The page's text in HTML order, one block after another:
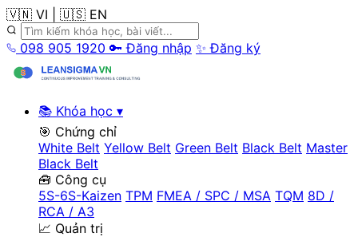
🇻🇳 VI 🇺🇸 EN
098 905 1920 🔑 Đăng nhập ✨ Đăng ký
📚 Khóa học ▾
🎯 Chứng chỉ
White Belt Yellow Belt Green Belt Black Belt Master
Black Belt
🧰 Công cụ
5S-6S-Kaizen TPM FMEA / SPC / MSA TQM 8D /
RCA / A3
📈 Quản trị